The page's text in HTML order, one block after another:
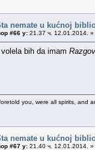
nemate u kućnoj
#66 у: 21.37 ч. 12.01.2014. »
bih da imam
you, were all spirits, and
nemate u kućnoj
#67 у: 21.40 ч. 12.01.2014. »